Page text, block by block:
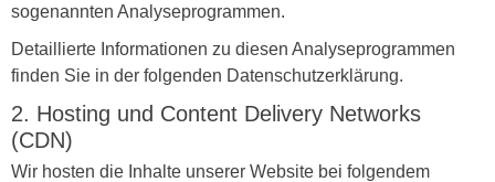
sogenannten Analyseprogrammen.
Detaillierte Informationen zu diesen Analyseprogrammen
finden Sie in der folgenden Datenschutzerklärung.
2. Hosting und Content Delivery Networks
(CDN)
Wir hosten die Inhalte unserer Website bei folgendem